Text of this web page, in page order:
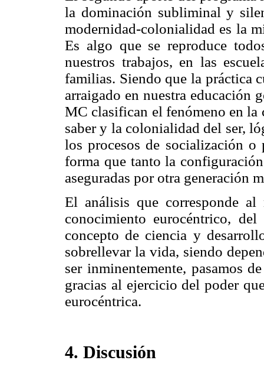
la dominación subliminal y
modernidad-colonialidad es la
Es algo que se reproduce
nuestros trabajos, en las
familias. Siendo que la práctica
arraigado en nuestra educación
MC clasifican el fenómeno en
saber y la colonialidad del ser,
los procesos de socialización o
forma que tanto la
aseguradas por otra generación
El análisis que corresponde al
conocimiento eurocéntrico,
concepto de ciencia y
sobrellevar la vida, siendo
ser inminentemente, pasamos
gracias al ejercicio del poder
eurocéntrica.
4. Discusión